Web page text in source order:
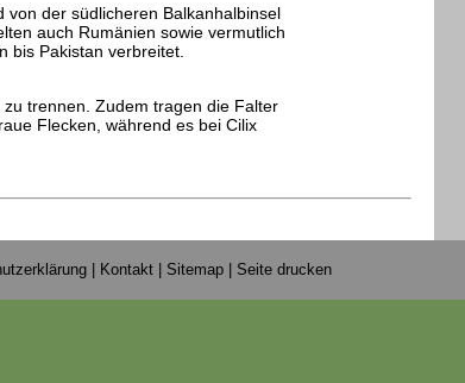
der südlicheren Balkanhalbinsel
auch Rumänien sowie vermutlich
bis Pakistan verbreitet.
trennen. Zudem tragen die Falter
Flecken, während es bei Cilix
Kontakt Sitemap Seite drucken